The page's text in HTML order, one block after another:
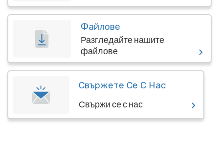
Файлове
Разгледайте нашите
файлове
Свържете Се С Нас
Свържи се с нас